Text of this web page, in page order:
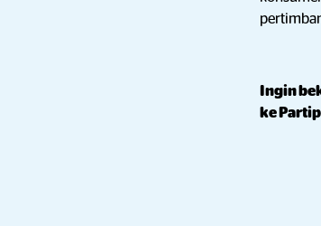
Ingin
ke